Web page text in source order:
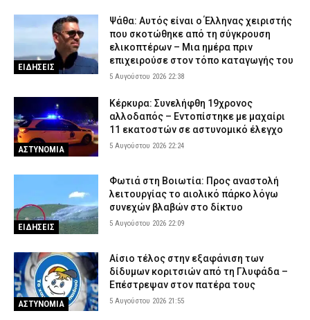
ΕΙΔΗΣΕΙΣ
Ψάθα: Αυτός είναι ο Έλληνας χειριστής
που σκοτώθηκε από τη σύγκρουση
ελικοπτέρων – Μια ημέρα πριν
επιχειρούσε στον τόπο καταγωγής του
5 Αυγούστου 2026 22:38
ΑΣΤΥΝΟΜΙΑ
Κέρκυρα: Συνελήφθη 19χρονος
αλλοδαπός – Εντοπίστηκε με μαχαίρι
11 εκατοστών σε αστυνομικό έλεγχο
5 Αυγούστου 2026 22:24
ΕΙΔΗΣΕΙΣ
Φωτιά στη Βοιωτία: Προς αναστολή
λειτουργίας το αιολικό πάρκο λόγω
συνεχών βλαβών στο δίκτυο
5 Αυγούστου 2026 22:09
ΑΣΤΥΝΟΜΙΑ
Αίσιο τέλος στην εξαφάνιση των
δίδυμων κοριτσιών από τη Γλυφάδα –
Επέστρεψαν στον πατέρα τους
5 Αυγούστου 2026 21:55